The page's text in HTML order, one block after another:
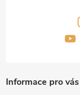
Informace pro vás